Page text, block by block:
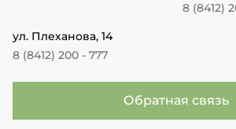
8 (8412)
ул. Плеханова, 14
8 (8412) 200 - 777
Обратная связь